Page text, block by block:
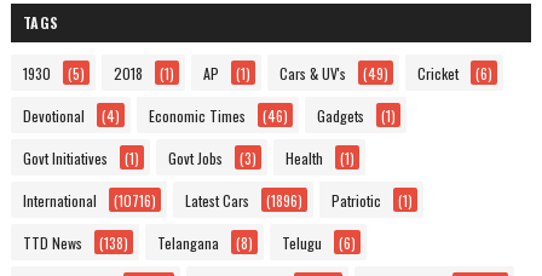
TAGS
1930 (5) 2018 (1) AP (1) Cars & UV's (49) Cricket (6)
Devotional (4) Economic Times (46) Gadgets (1)
Govt Initiatives (1) Govt Jobs (3) Health (1)
International (10716) Latest Cars (1896) Patriotic (1)
TTD News (138) Telangana (8) Telugu (6)